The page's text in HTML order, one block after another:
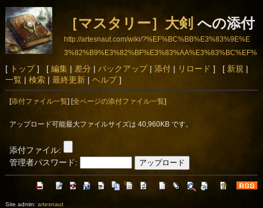
［マスタリー］大剣 への添付
http://artesnaut.com/wiki/?%EF%BC%BB%E3%83%9E%E
3%82%B9%E3%82%BF%E3%83%AA%E3%83%BC%EF%
BC%BD%E5%A4%A7%E5%89%A3
[ トップ] [ 編集| 差分 | バックアップ| 添付| リロード ] [ 新規 |
一覧 | 検索| 最終更新| ヘルプ]
[添付ファイル一覧 ] [全ページの添付ファイル一覧
アップロード可能最大ファイルサイズは 40,960KB です。
添付ファイル:
管理者パスワード:
Site admin: artesnaut